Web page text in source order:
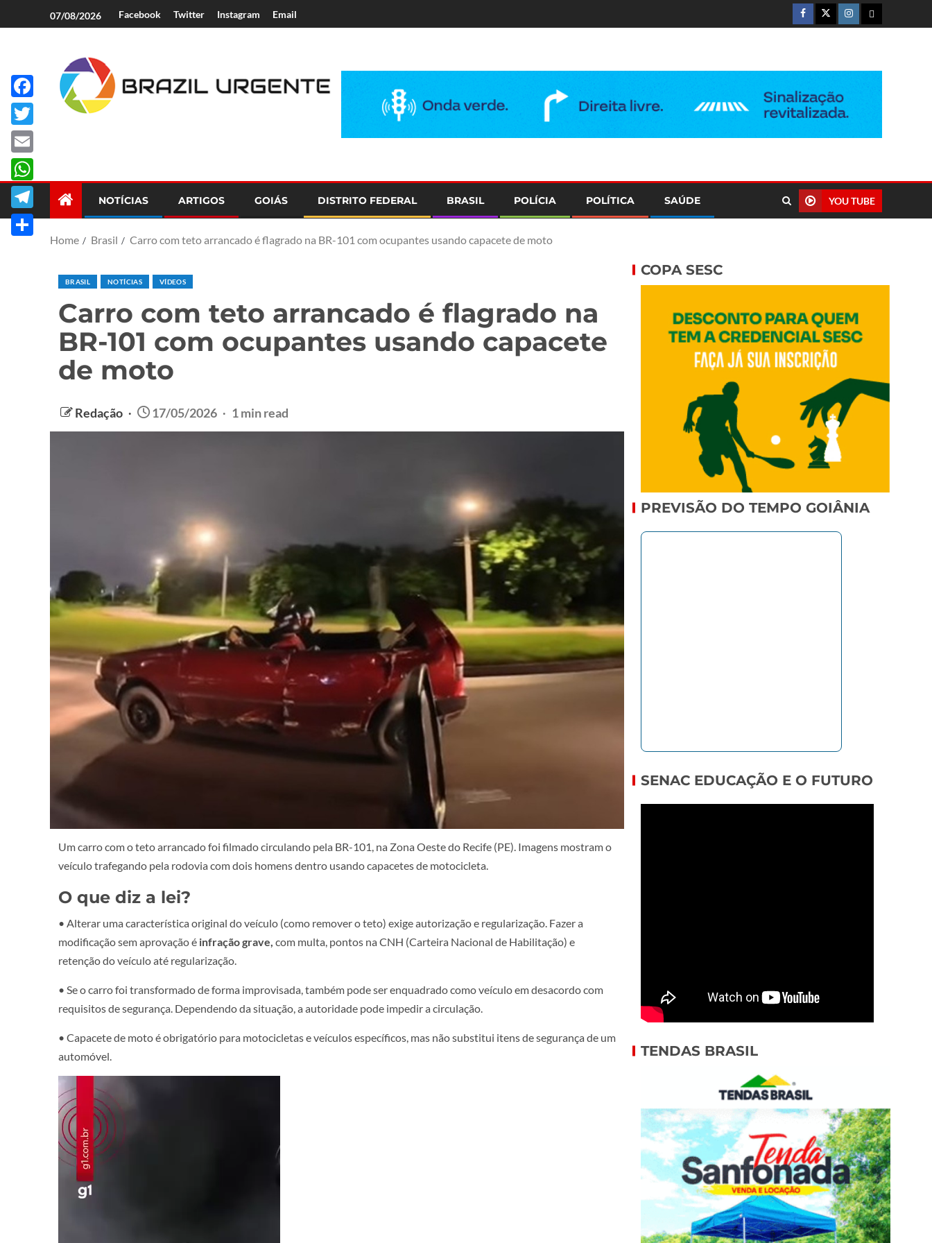
07/08/2026 Facebook Twitter Instagram Email
NOTÍCIAS ARTIGOS GOIÁS DISTRITO FEDERAL BRASIL POLÍCIA POLÍTICA SAÚDE YOU TUBE
Home Brasil Carro com teto arrancado é flagrado na BR-101 com ocupantes usando capacete de moto
BRASIL NOTÍCIAS VÍDEOS
Carro com teto arrancado é flagrado na
BR-101 com ocupantes usando capacete
de moto
Redação 17/05/2026 1 min read
Um carro com o teto arrancado foi filmado circulando pela BR-101, na Zona Oeste do Recife (PE). Imagens mostram o
veículo trafegando pela rodovia com dois homens dentro usando capacetes de motocicleta.
O que diz a lei?
• Alterar uma característica original do veículo (como remover o teto) exige autorização e regularização. Fazer a
modificação sem aprovação é infração grave, com multa, pontos na CNH (Carteira Nacional de Habilitação) e
retenção do veículo até regularização.
• Se o carro foi transformado de forma improvisada, também pode ser enquadrado como veículo em desacordo com
requisitos de segurança. Dependendo da situação, a autoridade pode impedir a circulação.
• Capacete de moto é obrigatório para motocicletas e veículos específicos, mas não substitui itens de segurança de um
automóvel.
Tocador
de
vídeo
Facebook
Twitter
Email
WhatsApp
Telegram
COPA SESC
PREVISÃO DO TEMPO GOIÂNIA
SENAC EDUCAÇÃO E O FUTURO
TENDAS BRASIL